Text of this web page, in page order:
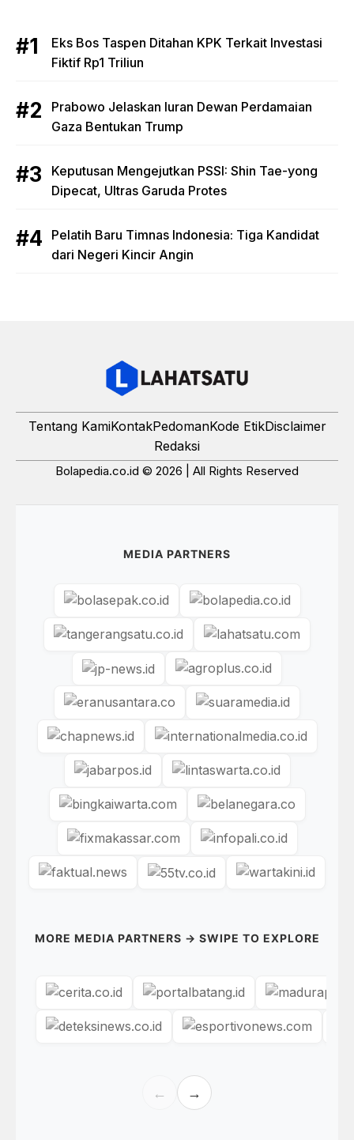
Eks Bos Taspen Ditahan KPK Terkait Investasi
Fiktif Rp1 Triliun
Prabowo Jelaskan Iuran Dewan Perdamaian
Gaza Bentukan Trump
Keputusan Mengejutkan PSSI: Shin Tae-yong
Dipecat, Ultras Garuda Protes
Pelatih Baru Timnas Indonesia: Tiga Kandidat
dari Negeri Kincir Angin
Tentang KamiKontakPedomanKode EtikDisclaimer
Redaksi
Bolapedia.co.id © 2026 | All Rights Reserved
MEDIA PARTNERS
MORE MEDIA PARTNERS → SWIPE TO EXPLORE
← →